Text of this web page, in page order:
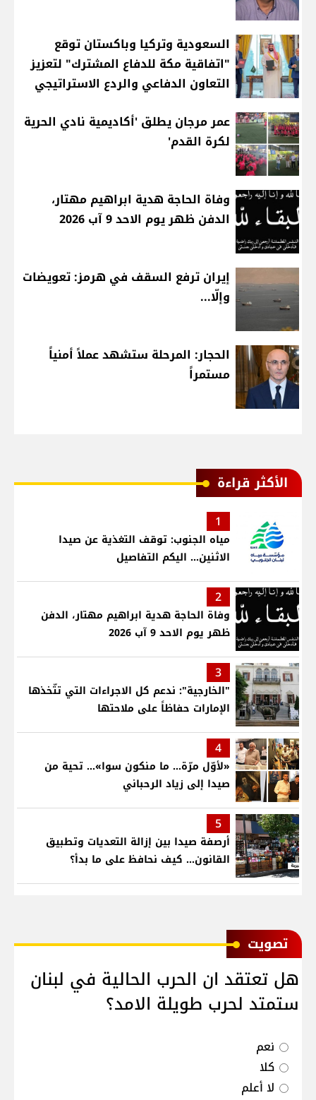
السعودية وتركيا وباكستان توقع
"اتفاقية مكة للدفاع المشترك" لتعزيز
التعاون الدفاعي والردع الاستراتيجي
عمر مرجان يطلق 'أكاديمية نادي الحرية
لكرة القدم'
وفاة الحاجة هدية ابراهيم مهتار،
الدفن ظهر يوم الاحد 9 آب 2026
إيران ترفع السقف في هرمز: تعويضات
وإلّا...
الحجار: المرحلة ستشهد عملاً أمنياً
مستمراً
الأكثر قراءة
1
مياه الجنوب: توقف التغذية عن صيدا
الاثنين... اليكم التفاصيل
2
وفاة الحاجة هدية ابراهيم مهتار، الدفن
ظهر يوم الاحد 9 آب 2026
3
"الخارجية": ندعم كل الاجراءات التي تتّخذها
الإمارات حفاظاً على ملاحتها
4
«لأوّل مرّة… ما منكون سوا»… تحية من
صيدا إلى زياد الرحباني
5
أرصفة صيدا بين إزالة التعديات وتطبيق
القانون... كيف نحافظ على ما بدأ؟
ﺗﺼﻮﻳﺖ
هل تعتقد ان الحرب الحالية في لبنان
ستمتد لحرب طويلة الامد؟
نعم
كلا
لا أعلم